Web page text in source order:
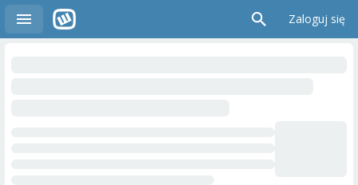
Zaloguj się